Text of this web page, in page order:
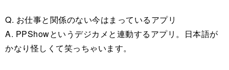
Q. お仕事と関係のない今はまっているアプリ
A. PPShowというデジカメと連動するアプリ。日本語が
かなり怪しくて笑っちゃいます。